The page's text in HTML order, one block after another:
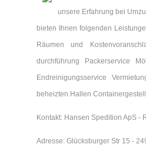
unsere Erfahrung bei
bieten Ihnen folgenden
Räumen und
durchführung Packerservice
Endreinigungsservice
beheizten Hallen
Kontakt: Hansen Spedition ApS -
Adresse: Glücksburger Str 15 -